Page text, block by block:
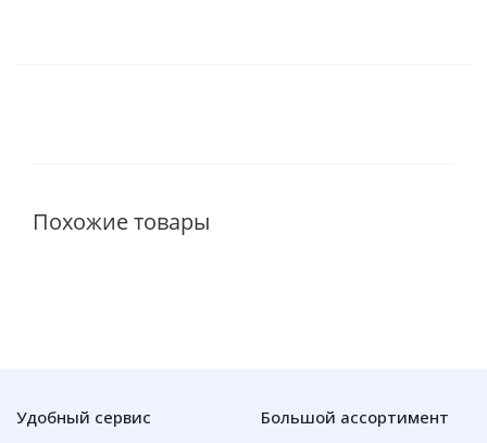
Похожие товары
Удобный сервис Большой ассортимент